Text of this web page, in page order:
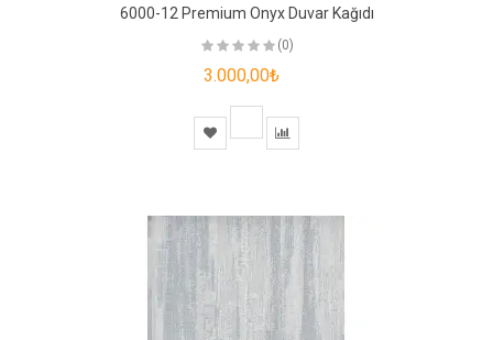
6000-12 Premium Onyx Duvar Kağıdı
(0)
3.000,00₺